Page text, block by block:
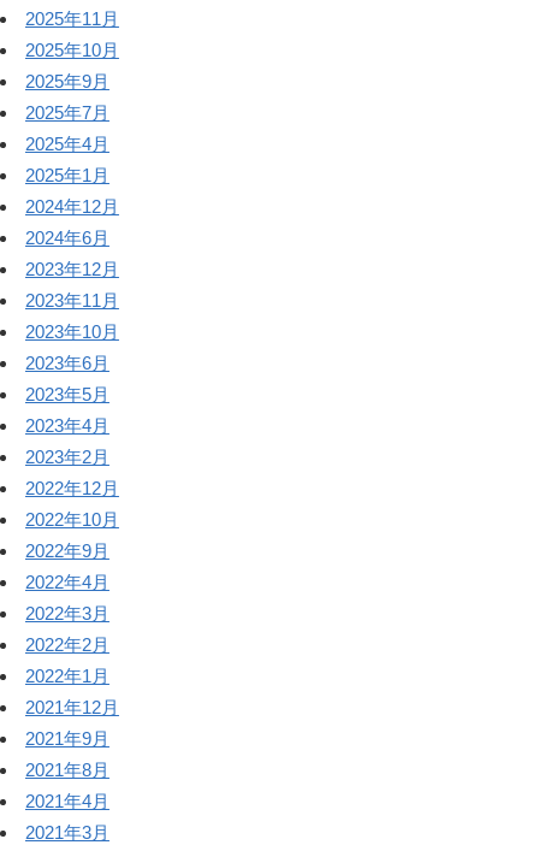
2025年11月
2025年10月
2025年9月
2025年7月
2025年4月
2025年1月
2024年12月
2024年6月
2023年12月
2023年11月
2023年10月
2023年6月
2023年5月
2023年4月
2023年2月
2022年12月
2022年10月
2022年9月
2022年4月
2022年3月
2022年2月
2022年1月
2021年12月
2021年9月
2021年8月
2021年4月
2021年3月